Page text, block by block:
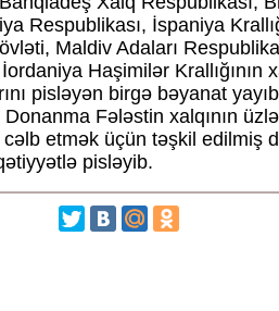
Respublikası, İspaniya
Maldiv Adaları
Haşimilər Krallığının
pisləyən birgə bəyanat
Fələstin xalqının
etmək üçün təşkil edilmiş
pisləyib.